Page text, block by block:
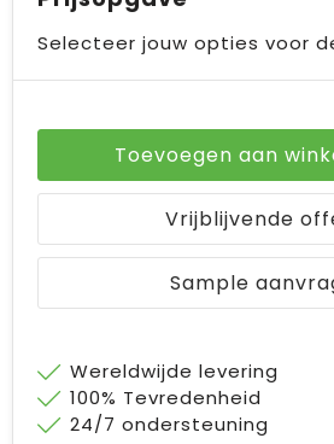
Selecteer jouw opties voor
Toevoegen aan
Vrijblijvende
Sample
Wereldwijde levering
100% Tevredenheid
24/7 ondersteuning